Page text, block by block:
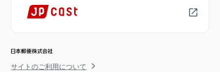
サイトのご利用について